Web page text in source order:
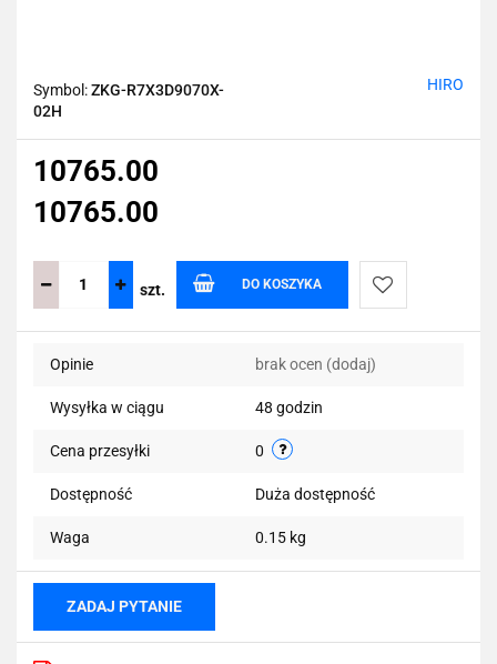
Symbol:ZKG-R7X3D9070X-
02H
HIRO
10765.00
10765.00
szt. DO KOSZYKA
Do
Opinie brak ocen (dodaj)
Wysyłka w ciągu 48 godzin
Cena przesyłki 0
Dostępność Duża dostępność
Waga 0.15 kg
ZADAJ PYTANIE